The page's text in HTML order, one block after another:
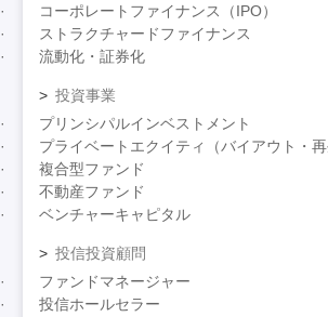
コーポレートファイナンス（IPO）
ストラクチャードファイナンス
流動化・証券化
投資事業
プリンシパルインベストメント
プライベートエクイティ（バイアウト・再
複合型ファンド
不動産ファンド
ベンチャーキャピタル
投信投資顧問
ファンドマネージャー
投信ホールセラー